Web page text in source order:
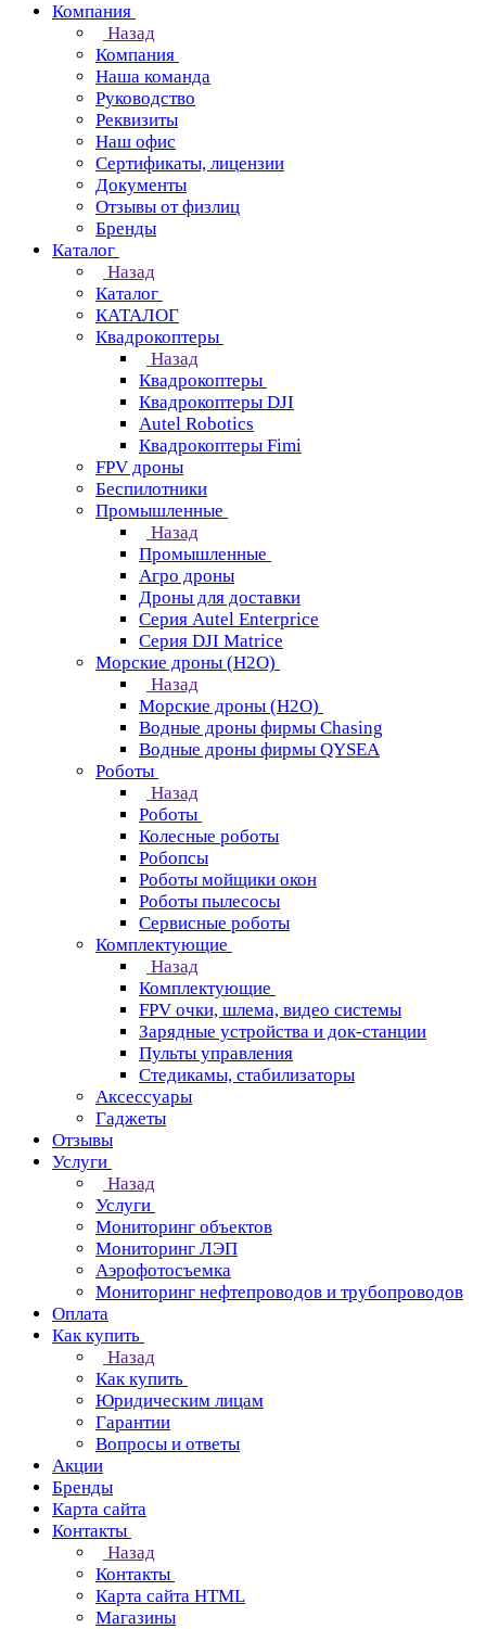
Компания
Назад
Компания
Наша команда
Руководство
Реквизиты
Наш офис
Сертификаты, лицензии
Документы
Отзывы от физлиц
Бренды
Каталог
Назад
Каталог
КАТАЛОГ
Квадрокоптеры
Назад
Квадрокоптеры
Квадрокоптеры DJI
Autel Robotics
Квадрокоптеры Fimi
FPV дроны
Беспилотники
Промышленные
Назад
Промышленные
Агро дроны
Дроны для доставки
Серия Autel Enterprice
Серия DJI Matrice
Морские дроны (H2O)
Назад
Морские дроны (H2O)
Водные дроны фирмы Chasing
Водные дроны фирмы QYSEA
Роботы
Назад
Роботы
Колесные роботы
Робопсы
Роботы мойщики окон
Роботы пылесосы
Сервисные роботы
Комплектующие
Назад
Комплектующие
FPV очки, шлема, видео системы
Зарядные устройства и док-станции
Пульты управления
Стедикамы, стабилизаторы
Аксессуары
Гаджеты
Отзывы
Услуги
Назад
Услуги
Мониторинг объектов
Мониторинг ЛЭП
Аэрофотосъемка
Мониторинг нефтепроводов и трубопроводов
Оплата
Как купить
Назад
Как купить
Юридическим лицам
Гарантии
Вопросы и ответы
Акции
Бренды
Карта сайта
Контакты
Назад
Контакты
Карта сайта HTML
Магазины